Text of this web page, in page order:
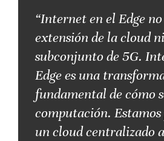
“Internet en el Edge
extensión de la cloud
subconjunto de 5G.
Edge es una
fundamental de cómo
computación. Estamos
un cloud centralizado